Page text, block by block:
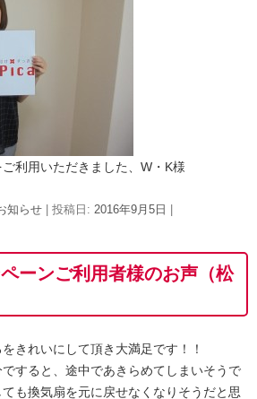
利用いただきました、W・K様
知らせ | 投稿日: 2016年9月5日
ーンご利用者様のお声（松
きれいにして頂き大満足です！！
すると、途中であきらめてしまいそうで
も換気扇を元に戻せなくなりそうだと思